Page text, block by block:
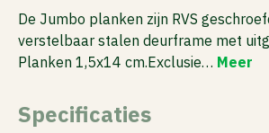
De Jumbo planken zijn RVS
verstelbaar stalen deurframe met
Planken 1,5x14 cm.Exclusie… Meer
Specificaties